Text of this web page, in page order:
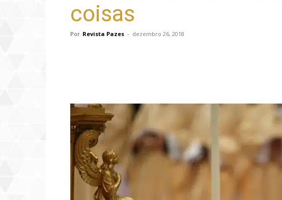
coisas
Por Revista Pazes - dezembro 26, 2018